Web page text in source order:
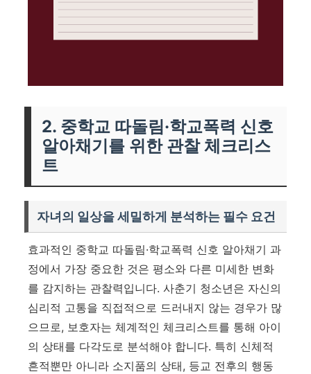
2. 중학교 따돌림·학교폭력 신호
알아채기를 위한 관찰 체크리스
트
자녀의 일상을 세밀하게 분석하는 필수 요건
효과적인 중학교 따돌림·학교폭력 신호 알아채기 과
정에서 가장 중요한 것은 평소와 다른 미세한 변화
를 감지하는 관찰력입니다. 사춘기 청소년은 자신의
심리적 고통을 직접적으로 드러내지 않는 경우가 많
으므로, 보호자는 체계적인 체크리스트를 통해 아이
의 상태를 다각도로 분석해야 합니다. 특히 신체적
흔적뿐만 아니라 소지품의 상태, 등교 전후의 행동